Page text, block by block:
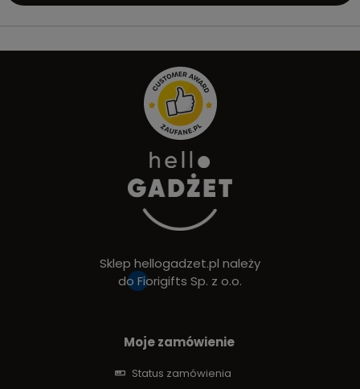
Sklep hellogadzet.pl należy
do Fiorigifts Sp. z o.o.
Moje zamówienie
Status zamówienia